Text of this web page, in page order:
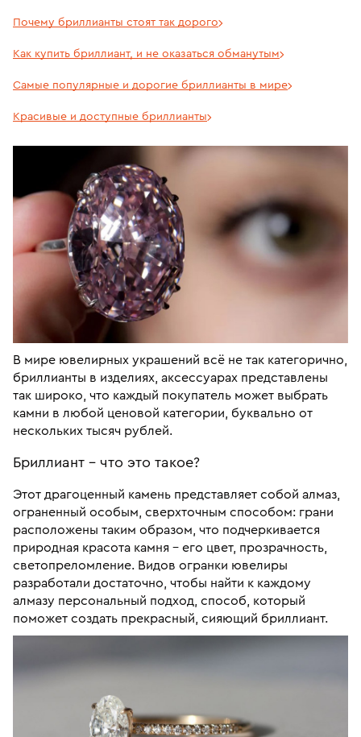
Почему бриллианты стоят так дорого
Как купить бриллиант, и не оказаться обманутым
Самые популярные и дорогие бриллианты в мире
Красивые и доступные бриллианты
В мире ювелирных украшений всё не так категорично,
бриллианты в изделиях, аксессуарах представлены
так широко, что каждый покупатель может выбрать
камни в любой ценовой категории, буквально от
нескольких тысяч рублей.
Бриллиант – что это такое?
Этот драгоценный камень представляет собой алмаз,
ограненный особым, сверхточным способом: грани
расположены таким образом, что подчеркивается
природная красота камня – его цвет, прозрачность,
светопреломление. Видов огранки ювелиры
разработали достаточно, чтобы найти к каждому
алмазу персональный подход, способ, который
поможет создать прекрасный, сияющий бриллиант.